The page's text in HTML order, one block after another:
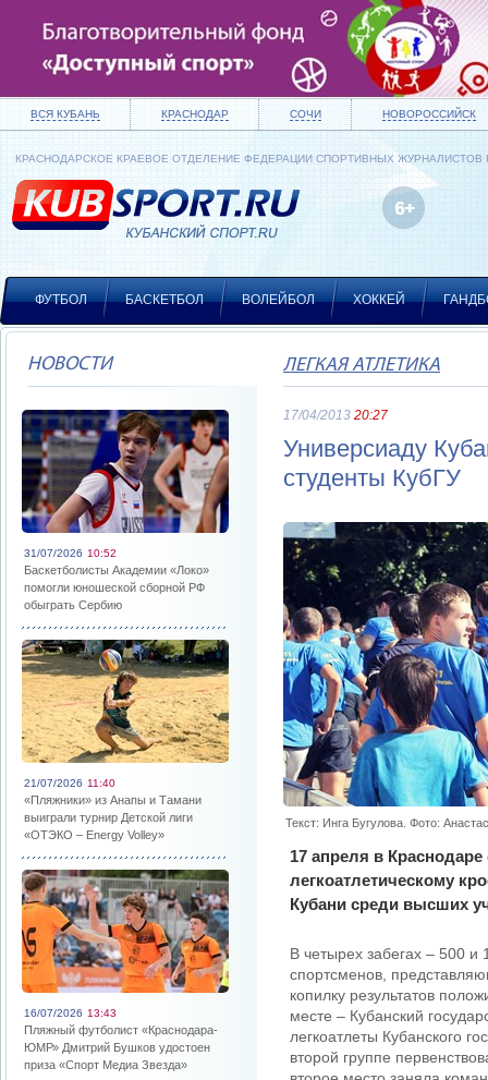
ВСЯ КУБАНЬ КРАСНОДАР СОЧИ НОВОРОССИЙСК
КРАСНОДАРСКОЕ КРАЕВОЕ ОТДЕЛЕНИЕ ФЕДЕРАЦИИ СПОРТИВНЫХ ЖУРНАЛИСТОВ
ФУТБОЛ БАСКЕТБОЛ ВОЛЕЙБОЛ ХОККЕЙ
НОВОСТИ
31/07/2026 10:52
Баскетболисты Академии «Локо»
помогли юношеской сборной РФ
обыграть Сербию
21/07/2026 11:40
«Пляжники» из Анапы и Тамани
выиграли турнир Детской лиги
«ОТЭКО – Energy Volley»
16/07/2026 13:43
Пляжный футболист «Краснодара-
ЮМР» Дмитрий Бушков удостоен
приза «Спорт Медиа Звезда»
ЛЕГКАЯ АТЛЕТИКА
17/04/2013 20:27
Универсиаду
студенты КубГУ
Текст: Инга Бугулова. Фото:
17 апреля в
легкоатлетическому
Кубани среди высших
В четырех забегах – 500
спортсменов,
копилку результатов
месте – Кубанский
легкоатлеты Кубанского
второй группе